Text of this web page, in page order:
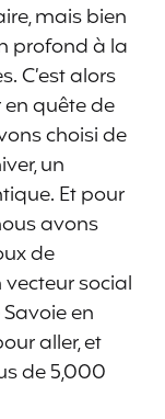
mais bien
profond à la
C’est alors
quête de
choisi de
un
Et pour
avons
de
social
en
aller, et
de 5,000